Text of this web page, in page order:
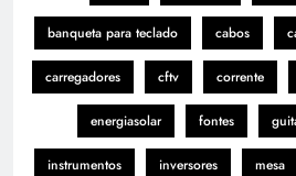
banqueta para teclado cabos
carregadores cftv corrente
energiasolar fontes
instrumentos inversores mesa